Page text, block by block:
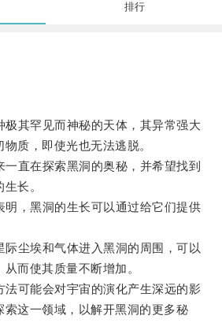
排行
其罕见而神秘的天体，其异常强大
质，即使光也无法逃脱。
直在探索黑洞的奥秘，并希望找到
长。
，黑洞的生长可以通过给它们提供
尘埃和气体进入黑洞的周围，可以
而使其质量不断增加。
可能会对宇宙的演化产生深远的影
索这一领域，以解开黑洞的更多秘